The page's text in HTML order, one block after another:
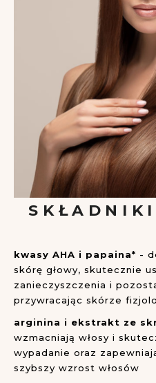
kwasy AHA i papaina* -
skórę głowy, skutecznie
zanieczyszczenia i
przywracając skórze
arginina i ekstrakt ze
wzmacniają włosy i
wypadanie oraz
szybszy wzrost włosów